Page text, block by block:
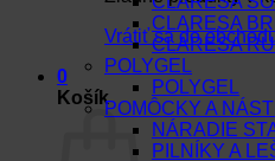
Vrátiť sa do
0
Košík
CLARESA
CLARESA
POLYGEL
POLYGEL
POMÔCKY A
NÁRADIE
PILNÍKY A